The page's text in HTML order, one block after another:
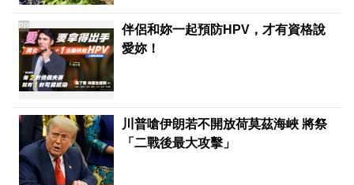
伴侶和妳一起預防HPV，才有資格說
愛妳！
PR
川普嗆伊朗若不開放荷莫茲海峽 將祭
「二戰後最大攻擊」